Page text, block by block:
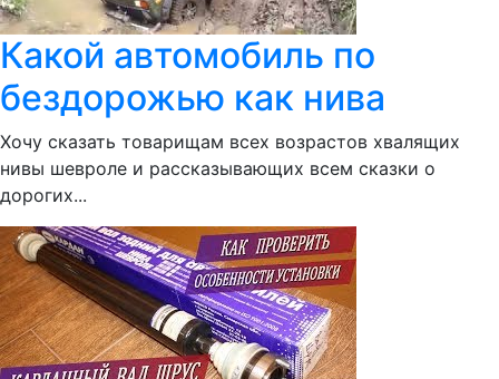
Какой автомобиль по
бездорожью как нива
Хочу сказать товарищам всех возрастов хвалящих
нивы шевроле и рассказывающих всем сказки о
дорогих...